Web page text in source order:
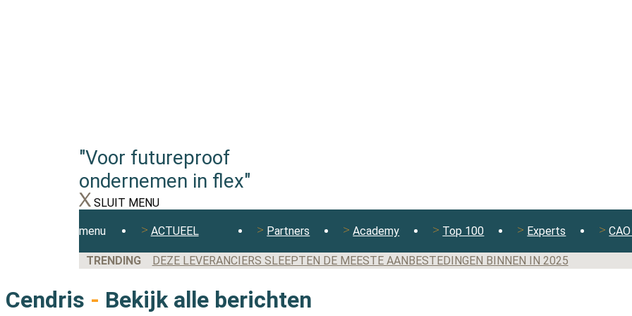
"Voor futureproof
ondernemen in flex"
SLUIT MENU
menu ACTUEEL Partners Academy Top 100 Experts
TRENDING DEZE LEVERANCIERS SLEEPTEN DE MEESTE AANBESTEDINGEN BINNEN IN 2025
Cendris - Bekijk alle berichten